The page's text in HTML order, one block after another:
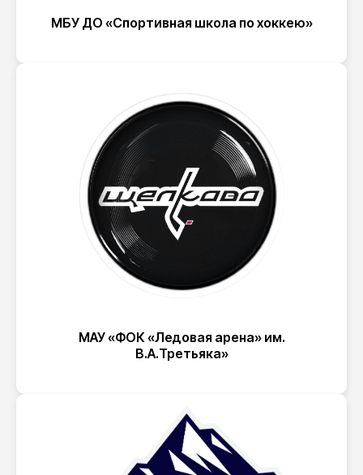
МБУ ДО «Спортивная школа по хоккею»
МАУ «ФОК «Ледовая арена» им.
В.А.Третьяка»